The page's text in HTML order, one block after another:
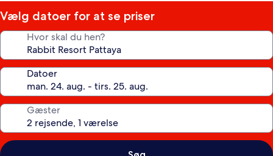
Vælg datoer for at se priser
Hvor skal du hen?
Datoer
Gæster